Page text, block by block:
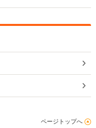
ページトップへ